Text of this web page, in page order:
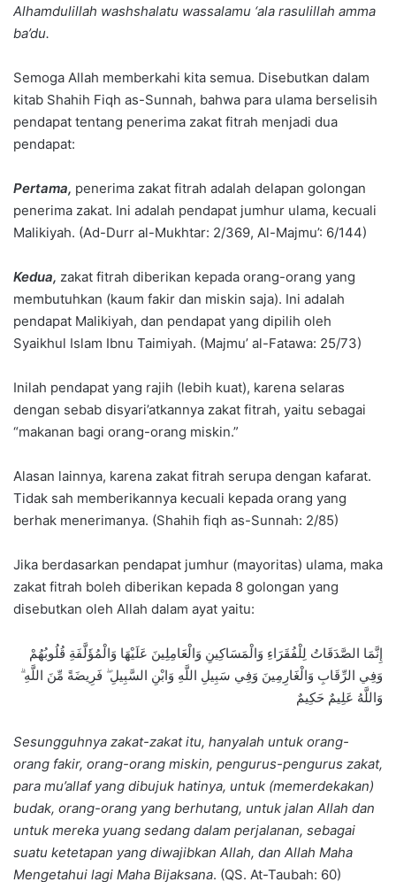
Alhamdulillah washshalatu wassalamu ‘ala rasulillah amma
ba’du.
Semoga Allah memberkahi kita semua. Disebutkan dalam
kitab Shahih Fiqh as-Sunnah, bahwa para ulama berselisih
pendapat tentang penerima zakat fitrah menjadi dua
pendapat:
Pertama, penerima zakat fitrah adalah delapan golongan
penerima zakat. Ini adalah pendapat jumhur ulama, kecuali
Malikiyah. (Ad-Durr al-Mukhtar: 2/369, Al-Majmu’: 6/144)
Kedua, zakat fitrah diberikan kepada orang-orang yang
membutuhkan (kaum fakir dan miskin saja). Ini adalah
pendapat Malikiyah, dan pendapat yang dipilih oleh
Syaikhul Islam Ibnu Taimiyah. (Majmu’ al-Fatawa: 25/73)
Inilah pendapat yang rajih (lebih kuat), karena selaras
dengan sebab disyari’atkannya zakat fitrah, yaitu sebagai
“makanan bagi orang-orang miskin.”
Alasan lainnya, karena zakat fitrah serupa dengan kafarat.
Tidak sah memberikannya kecuali kepada orang yang
berhak menerimanya. (Shahih fiqh as-Sunnah: 2/85)
Jika berdasarkan pendapat jumhur (mayoritas) ulama, maka
zakat fitrah boleh diberikan kepada 8 golongan yang
disebutkan oleh Allah dalam ayat yaitu:
إِنَّمَا الصَّدَقَاتُ لِلْفُقَرَاءِ وَالْمَسَاكِينِ وَالْعَامِلِينَ عَلَيْهَا وَالْمُؤَلَّفَةِ قُلُوبُهُمْ
وَفِي الرِّقَابِ وَالْغَارِمِينَ وَفِي سَبِيلِ اللَّهِ وَابْنِ السَّبِيلِ ۖ فَرِيضَةً مِّنَ اللَّهِ ۗ
وَاللَّهُ عَلِيمٌ حَكِيمٌ
Sesungguhnya zakat-zakat itu, hanyalah untuk orang-
orang fakir, orang-orang miskin, pengurus-pengurus zakat,
para mu’allaf yang dibujuk hatinya, untuk (memerdekakan)
budak, orang-orang yang berhutang, untuk jalan Allah dan
untuk mereka yuang sedang dalam perjalanan, sebagai
suatu ketetapan yang diwajibkan Allah, dan Allah Maha
Mengetahui lagi Maha Bijaksana. (QS. At-Taubah: 60)